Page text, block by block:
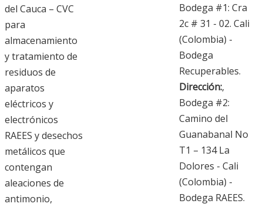
del Cauca – CVC
para
almacenamiento
y tratamiento de
residuos de
aparatos
eléctricos y
electrónicos
RAEES y desechos
metálicos que
contengan
aleaciones de
antimonio,
Bodega #1: Cra
2c # 31 - 02. Cali
(Colombia) -
Bodega
Recuperables.
Dirección:,
Bodega #2:
Camino del
Guanabanal No
T1 – 134 La
Dolores - Cali
(Colombia) -
Bodega RAEES.